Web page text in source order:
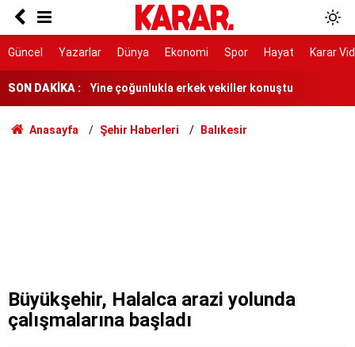
Güncel Yazarlar Dünya Ekonomi Spor Hayat Karar
SON DAKİKA :
Davutoğlu’ndan Gannuşi için uluslararası imza
kampanyasına destek
Yine çoğunlukla erkek vekiller konuştu
Gürlek: Eğer bir tuğla çekilmesi gerekiyorsa o
tuğlayı biz çekeceğiz
cevap
Anasayfa Şehir Haberleri Balıkesir
Büyükşehir, Halalca arazi yolunda
çalışmalarına başladı